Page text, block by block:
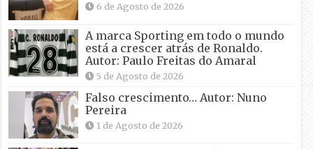
6 de Agosto de 2026
A marca Sporting em todo o mundo
está a crescer atrás de Ronaldo.
Autor: Paulo Freitas do Amaral
5 de Agosto de 2026
Falso crescimento… Autor: Nuno
Pereira
1 de Agosto de 2026